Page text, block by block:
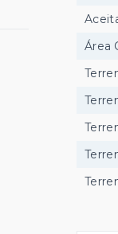
Área